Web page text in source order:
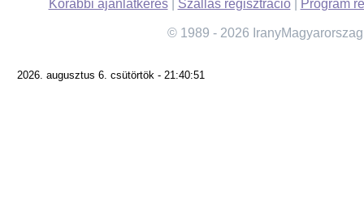
Korábbi ajánlatkérés| Szállás regisztráció| Program
© 1989 - 2026
2026. augusztus 6. csütörtök - 21:40:51